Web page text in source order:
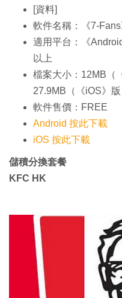
[資料]
軟件名稱：《7-Fans
適用平台：《
以上
檔案大小：12MB（
27.9MB（《iOS》版
軟件售價：FREE
Android 按此下載
iOS 按此下載
儲積分換套餐
KFC HK